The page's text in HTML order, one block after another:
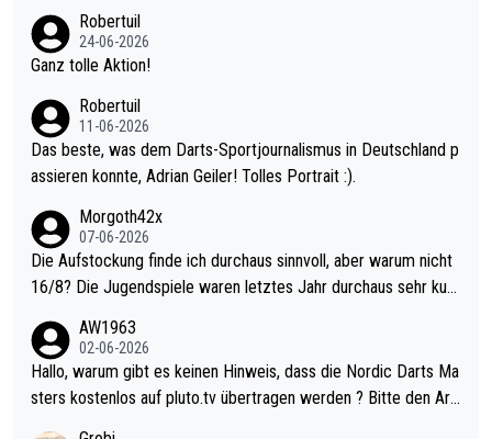
mal 40+ erst recht. Da gewinnst keinen Blumentopf - ist ja noc
h krasser wie ein Pokalspiel eines Kreisligisten vs einem Bund
Robertuil
24-06-2026
Ganz tolle Aktion!
Robertuil
11-06-2026
Das beste, was dem Darts-Sportjournalismus in Deutschland p
assieren konnte, Adrian Geiler! Tolles Portrait :).
Morgoth42x
07-06-2026
Die Aufstockung finde ich durchaus sinnvoll, aber warum nicht
16/8? Die Jugendspiele waren letztes Jahr durchaus sehr kurz
Allerdings ist Mitchell Lawrie als Nummer 1 der Welt eh qualifi
ziert. Somit ändert die automatische Qualifikation des Weltmei
sters erstmal nichts. Ich denke sie wollen damit für nächstes J
AW1963
02-06-2026
Hallo, warum gibt es keinen Hinweis, dass die Nordic Darts Ma
sters kostenlos auf pluto.tv übertragen werden ? Bitte den Arti